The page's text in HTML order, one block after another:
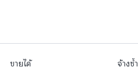
ขายได้ จ้างซ้ำ